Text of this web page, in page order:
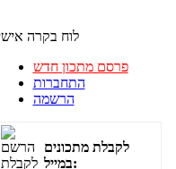
לוח בקרה
פרסם מתכון חדש
התחברות
הרשמה
לקבלת מתכונים
במייל: